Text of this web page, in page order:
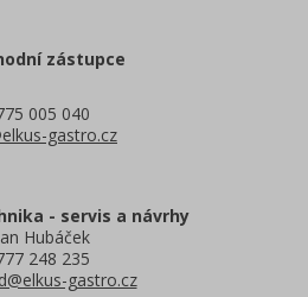
zástupce
005 040
gastro.cz
- servis a návrhy
Hubáček
248 235
gastro.cz